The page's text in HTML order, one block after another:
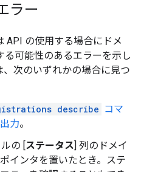
ラー
API の使用する場合にドメ
可能性のあるエラーを示し
次のいずれかの場合に見つ
describe コマ
力。
の [ステータス] 列のドメイ
インタを置いたとき。ステ